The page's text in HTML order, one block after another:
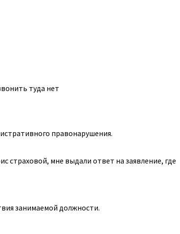
туда нет
правонарушения.
страховой, мне выдали ответ на заявление, где
занимаемой должности.